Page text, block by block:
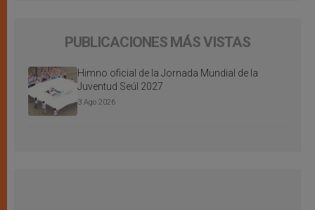
PUBLICACIONES MÁS VISTAS
Himno oficial de la Jornada Mundial de la
Juventud Seúl 2027
3 Ago 2026